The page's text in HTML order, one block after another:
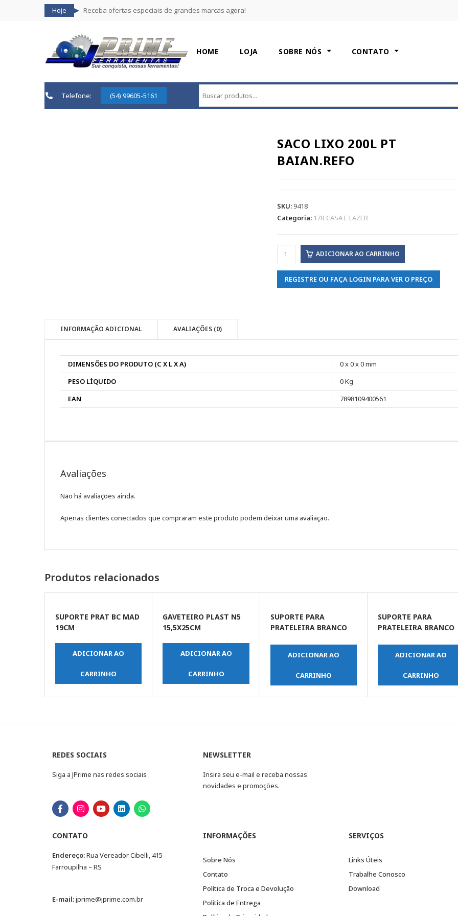
Hoje Receba ofertas especiais de grandes marcas agora!
HOME LOJA SOBRE NÓS CONTATO
Telefone: (54) 99605-5161
SACO LIXO 200L PT
BAIAN.REFO
SKU:9418
Categoria: 17R CASA E LAZER
ADICIONAR AO CARRINHO
REGISTRE OU FAÇA LOGIN PARA VER O PREÇO
INFORMAÇÃO ADICIONAL AVALIAÇÕES (0)
DIMENSÕES DO PRODUTO (C X L X A)
0 x 0 x 0 mm
PESO LÍQUIDO
0 Kg
EAN
7898109400561
Avaliações
Não há avaliações ainda.
Apenas clientes conectados que compraram este produto podem deixar uma avaliação.
Produtos relacionados
SUPORTE PRAT BC MAD
19CM
ADICIONAR AO
CARRINHO
GAVETEIRO PLAST N5
15,5X25CM
ADICIONAR AO
CARRINHO
SUPORTE PARA
PRATELEIRA BRANCO
ADICIONAR AO
CARRINHO
SUPORTE PARA
PRATELEIRA BRANCO
ADICIONAR AO
CARRINHO
REDES SOCIAIS
Siga a JPrime nas redes sociais
NEWSLETTER
Insira seu e-mail e receba nossas
novidades e promoções.
CONTATO
Endereço:Rua Vereador Cibelli, 415
Farroupilha – RS
E-mail:jprime@jprime.com.br
INFORMAÇÕES
Sobre Nós
Contato
Política de Troca e Devolução
Política de Entrega
SERVIÇOS
Links Úteis
Trabalhe Conosco
Download